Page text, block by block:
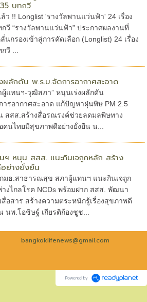
บทกวี
ว !! Longlist 'รางวัลพานแว่นฟ้า' 24 เรื่อง
วี “รางวัลพานแว่นฟ้า” ประกาศผลงานที่
นกรองเข้าสู่การคัดเลือก (Longlist) 24 เรื่อง
วี ...
ผลักดัน พ.ร.บ.จัดการอากาศสะอาด
ผู้แทนฯ-วุฒิสภา” หนุนเร่งผลักดัน
ารอากาศสะอาด แก้ปัญหาฝุ่นพิษ PM 2.5
สสส.สร้างสื่อรณรงค์ช่วยลดมลพิษทาง
คนไทยมีสุขภาพดีอย่างยั่งยืน น...
ฯ หนุน สสส. แนะกินเจถูกหลัก สร้าง
ย่างยั่งยืน
มธ.สาธารณสุข สภาผู้แทนฯ แนะกินเจถูก
างไกลโรค NCDs พร้อมฝาก สสส. พัฒนา
อสาร สร้างความตระหนักรู้เรื่องสุขภาพดี
นพ.โอชิษฐ์ เกียรติก้องชูช...
bangkoklifenews@gmail.com